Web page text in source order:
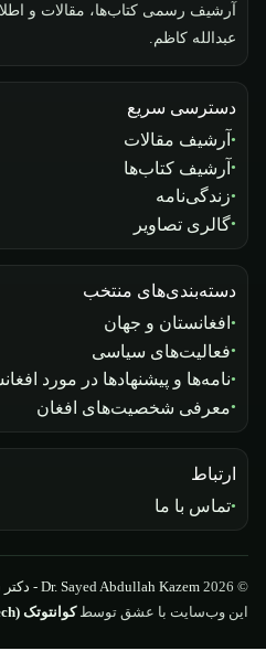
آرشیف رسمی کتاب‌ها، مقالات و
عبدالله کاظم.
دسترسی سریع
آرشیف مقالات
آرشیف کتاب‌ها
زندگی‌نامه
گالری تصاویر
دسته‌بندی‌های منتخب
افغانستان و جهان
فعالیت‌های سیاسی
نامه‌ها و پیشنهادها در مورد
معرفی شخصیت‌های افغان
ارتباط
تماس با ما
© 2026
Dr. Sayed Abdullah Kazem - دکتر سید عبدالله کاظم
این وب‌سایت با عشق توسطکوانتوتک (Quantutech)